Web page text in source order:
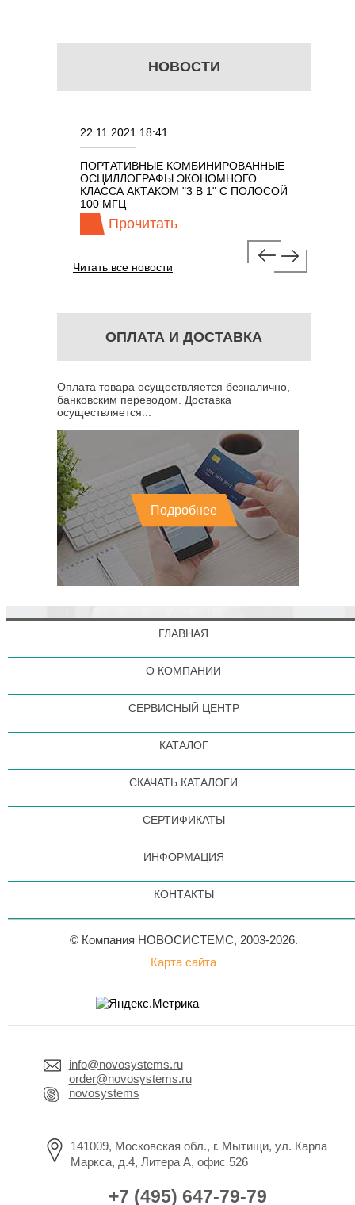
НОВОСТИ
22.11.2021 18:41
ПОРТАТИВНЫЕ КОМБИНИРОВАННЫЕ
ОСЦИЛЛОГРАФЫ ЭКОНОМНОГО
КЛАССА АКТАКОМ "3 В 1" С ПОЛОСОЙ
100 МГЦ
Прочитать
Читать все новости
ОПЛАТА И ДОСТАВКА
Оплата товара осуществляется безналично,
банковским переводом. Доставка
осуществляется...
Подробнее
ГЛАВНАЯ
О КОМПАНИИ
СЕРВИСНЫЙ ЦЕНТР
КАТАЛОГ
СКАЧАТЬ КАТАЛОГИ
СЕРТИФИКАТЫ
ИНФОРМАЦИЯ
КОНТАКТЫ
© Компания НОВОСИСТЕМС, 2003-2026.
Карта сайта
info@novosystems.ru
order@novosystems.ru
novosystems
141009, Московская обл., г. Мытищи, ул. Карла
Маркса, д.4, Литера А, офис 526
+7 (495) 647-79-79